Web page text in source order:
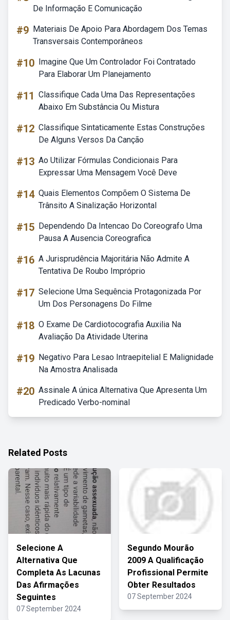
De Informação E Comunicação
#9 Materiais De Apoio Para Abordagem Dos Temas
Transversais Contemporâneos
#10 Imagine Que Um Controlador Foi Contratado
Para Elaborar Um Planejamento
#11 Classifique Cada Uma Das Representações
Abaixo Em Substância Ou Mistura
#12 Classifique Sintaticamente Estas Construções
De Alguns Versos Da Canção
#13 Ao Utilizar Fórmulas Condicionais Para
Expressar Uma Mensagem Você Deve
#14 Quais Elementos Compõem O Sistema De
Trânsito A Sinalização Horizontal
#15 Dependendo Da Intencao Do Coreografo Uma
Pausa A Ausencia Coreografica
#16 A Jurisprudência Majoritária Não Admite A
Tentativa De Roubo Impróprio
#17 Selecione Uma Sequência Protagonizada Por
Um Dos Personagens Do Filme
#18 O Exame De Cardiotocografia Auxilia Na
Avaliação Da Atividade Uterina
#19 Negativo Para Lesao Intraepitelial E Malignidade
Na Amostra Analisada
#20 Assinale A única Alternativa Que Apresenta Um
Predicado Verbo-nominal
Related Posts
Selecione A
Alternativa Que
Completa As Lacunas
Das Afirmações
Seguintes
07 September 2024
Segundo Mourão
2009 A Qualificação
Profissional Permite
Obter Resultados
07 September 2024